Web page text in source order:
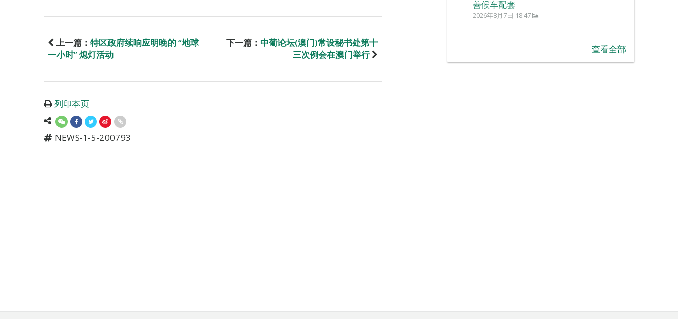
上一篇： 特区政府续响应明晚的 “地球
一小时” 熄灯活动
下一篇： 中葡论坛(澳门)常设秘书处第十
三次例会在澳门举行
列印本页
NEWS-1-5-200793
善候车配套
2026年8月7日 18:47
查看全部